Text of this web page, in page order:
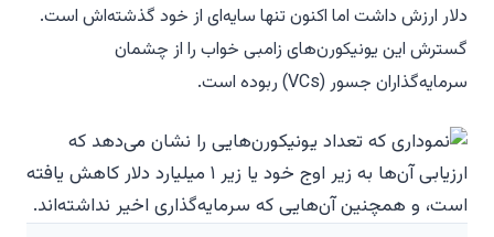
دلار ارزش داشت اما اکنون تنها سایه‌ای از خود گذشته‌اش است.
گسترش این یونیکورن‌های زامبی خواب را از چشمان
سرمایه‌گذاران جسور (VCs) ربوده است.